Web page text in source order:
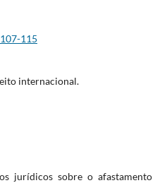
115
internacional.
jurídicos sobre o afastamento